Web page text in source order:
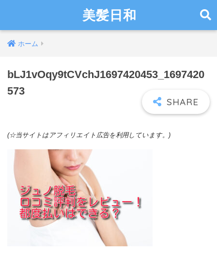
美髪日和
ホーム
bLJ1vOqy9tCVchJ1697420453_1697420
573
(☆当サイトはアフィリエイト広告を利用しています。)